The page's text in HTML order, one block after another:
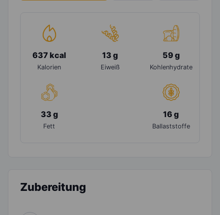
637 kcal
Kalorien
13 g
Eiweiß
59 g
Kohlenhydrate
33 g
Fett
16 g
Ballaststoffe
Zubereitung